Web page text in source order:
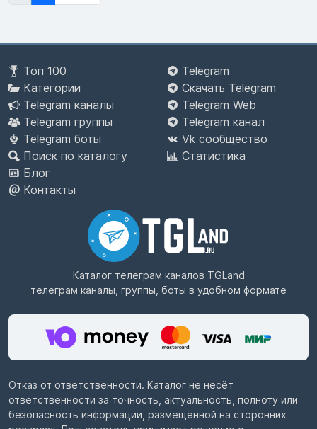
Топ 100
Категории
Telegram каналы
Telegram группы
Telegram боты
Поиск по каталогу
Блог
Контакты
Telegram
Скачать Telegram
Telegram Web
Telegram канал
Vk сообщество
Статистика
Каталог телеграм каналов TGLand
телеграм каналы, группы, боты в удобном формате
Отказ от ответственности. Каталог не несёт
ответственности за точность, актуальность, полноту или
безопасность информации, размещённой на сторонних